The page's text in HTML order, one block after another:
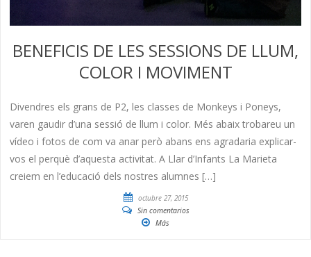
BENEFICIS DE LES SESSIONS DE LLUM,
COLOR I MOVIMENT
Divendres els grans de P2, les classes de Monkeys i Poneys,
varen gaudir d’una sessió de llum i color. Més abaix trobareu un
vídeo i fotos de com va anar però abans ens agradaria explicar-
vos el perquè d’aquesta activitat. A Llar d’Infants La Marieta
creiem en l’educació dels nostres alumnes […]
octubre 27, 2015
Sin comentarios
Más